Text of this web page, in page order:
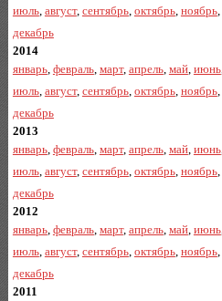
июль, август, сентябрь, октябрь, ноябрь,
декабрь
2014
январь, февраль, март, апрель, май, июнь,
июль, август, сентябрь, октябрь, ноябрь,
декабрь
2013
январь, февраль, март, апрель, май, июнь,
июль, август, сентябрь, октябрь, ноябрь,
декабрь
2012
январь, февраль, март, апрель, май, июнь,
июль, август, сентябрь, октябрь, ноябрь,
декабрь
2011